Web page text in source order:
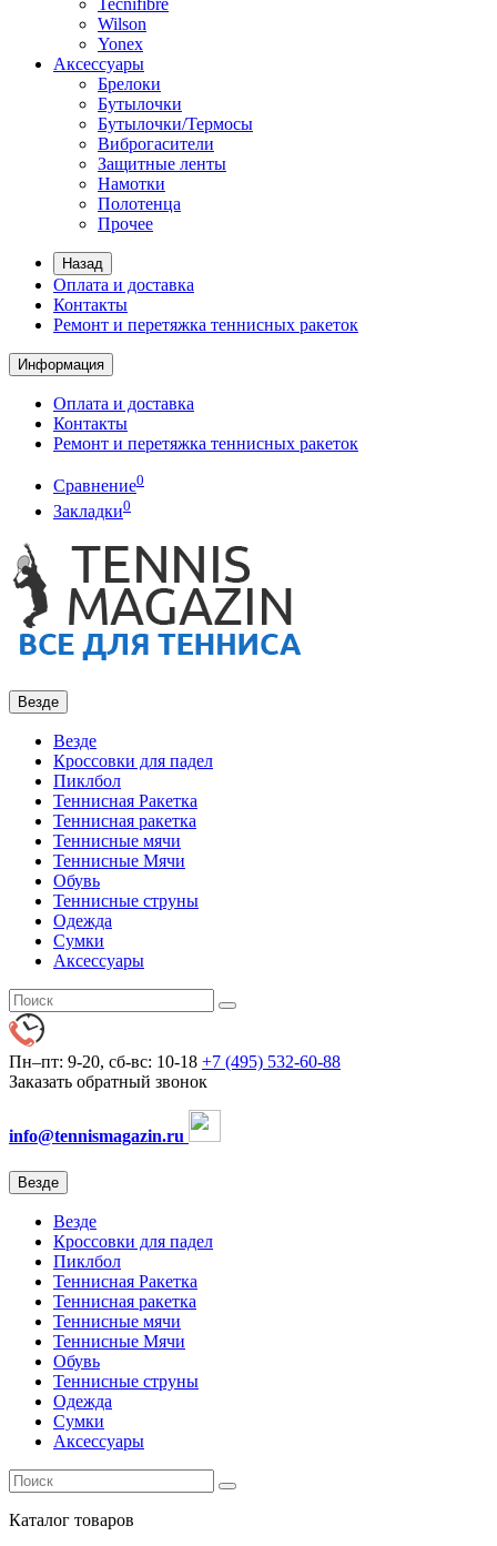
Tecnifibre
Wilson
Yonex
Аксессуары
Брелоки
Бутылочки
Бутылочки/Термосы
Виброгасители
Защитные ленты
Намотки
Полотенца
Прочее
Назад
Оплата и доставка
Контакты
Ремонт и перетяжка теннисных ракеток
Информация
Оплата и доставка
Контакты
Ремонт и перетяжка теннисных ракеток
Сравнение0
Закладки0
Везде
Везде
Кроссовки для падел
Пиклбол
Теннисная Ракетка
Теннисная ракетка
Теннисные мячи
Теннисные Мячи
Обувь
Теннисные струны
Одежда
Сумки
Аксессуары
Пн–пт: 9-20, сб-вс: 10-18 +7 (495) 532-60-88
Заказать обратный звонок
info@tennismagazin.ru
Везде
Везде
Кроссовки для падел
Пиклбол
Теннисная Ракетка
Теннисная ракетка
Теннисные мячи
Теннисные Мячи
Обувь
Теннисные струны
Одежда
Сумки
Аксессуары
Каталог товаров